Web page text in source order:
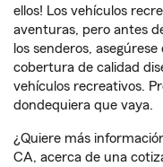
ellos! Los vehículos
aventuras, pero antes
los senderos,
cobertura de calidad
vehículos recreativos.
dondequiera que vaya.
¿Quiere más
CA, acerca de una